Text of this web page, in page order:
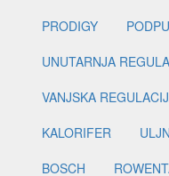
PRODIGY
UNUTARNJA
VANJSKA
KALORIFER
BOSCH